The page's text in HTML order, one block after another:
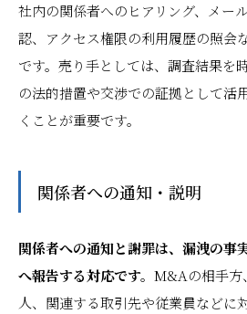
社内の関係者へのヒアリング、メー
認、アクセス権限の利用履歴の照会
です。売り手としては、調査結果を
の法的措置や交渉での証拠として活
くことが重要です。
関係者への通知・説明
関係者への通知と謝罪は、漏洩の事
へ報告する対応です。 M&Aの相手方
人、関連する取引先や従業員などに